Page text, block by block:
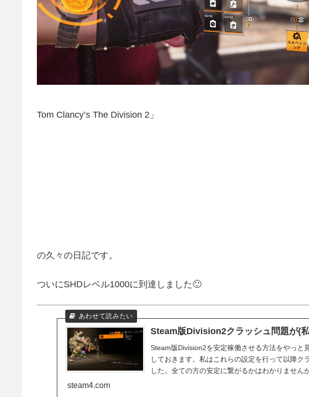
Tom Clancy’s The Division 2」
の久々の日記です。
ついにSHDレベル1000に到達しました🙂
Steam版Division2クラッシュ問題が(
Steam版Division2を安定稼働させる方法をやっと
しておきます。私はこれらの設定を行って以降ク
した。全ての方の安定に繋がるかはわかりません
steam4.com